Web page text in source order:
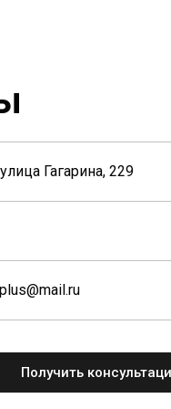
Гагарина, 229
Получить